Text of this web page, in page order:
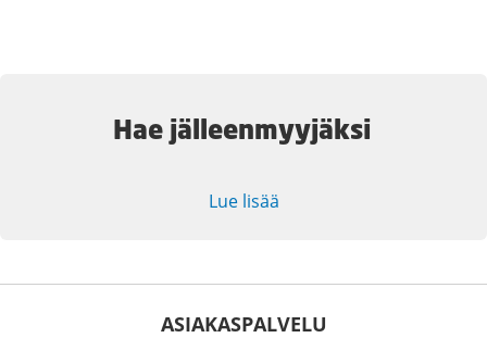
Hae jälleenmyyjäksi
Lue lisää
ASIAKASPALVELU